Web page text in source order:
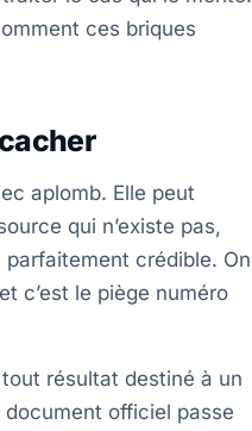
ces briques
aplomb. Elle peut
qui n’existe pas,
crédible. On
c’est le piège numéro
résultat destiné à un
officiel passe